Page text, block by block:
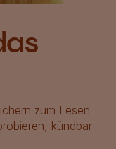
zum Lesen
kündbar